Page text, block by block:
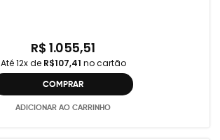
R$ 1.055,51
Até 12x de R$107,41 no cartão
COMPRAR
ADICIONAR AO CARRINHO